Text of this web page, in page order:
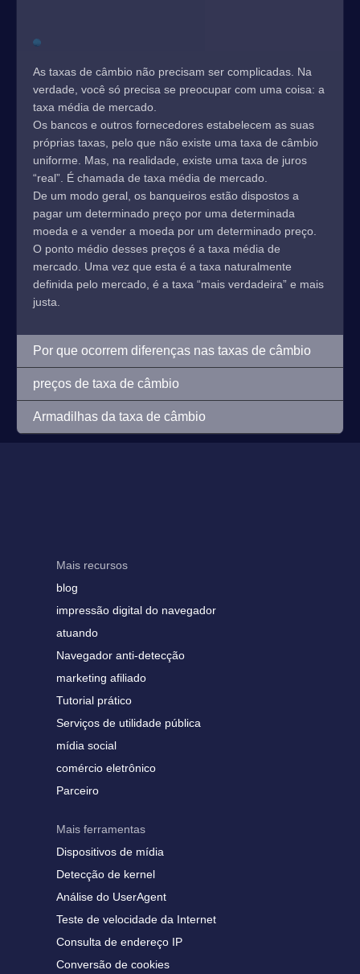
As taxas de câmbio não precisam ser complicadas. Na
verdade, você só precisa se preocupar com uma coisa: a
taxa média de mercado.
Os bancos e outros fornecedores estabelecem as suas
próprias taxas, pelo que não existe uma taxa de câmbio
uniforme. Mas, na realidade, existe uma taxa de juros
“real”. É chamada de taxa média de mercado.
De um modo geral, os banqueiros estão dispostos a
pagar um determinado preço por uma determinada
moeda e a vender a moeda por um determinado preço.
O ponto médio desses preços é a taxa média de
mercado. Uma vez que esta é a taxa naturalmente
definida pelo mercado, é a taxa “mais verdadeira” e mais
justa.
Por que ocorrem diferenças nas taxas de câmbio
preços de taxa de câmbio
Armadilhas da taxa de câmbio
Mais recursos
blog
impressão digital do navegador
atuando
Navegador anti-detecção
marketing afiliado
Tutorial prático
Serviços de utilidade pública
mídia social
comércio eletrônico
Parceiro
Mais ferramentas
Dispositivos de mídia
Detecção de kernel
Análise do UserAgent
Teste de velocidade da Internet
Consulta de endereço IP
Conversão de cookies